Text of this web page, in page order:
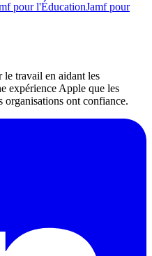
pour l'ÉducationJamf pour
le travail en aidant les
expérience Apple que les
organisations ont confiance.